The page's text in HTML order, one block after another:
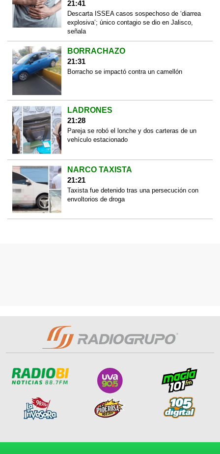
21:41
Descarta ISSEA casos sospechoso de ‘diarrea
explosiva’; único contagio se dio en Jalisco,
señala
BORRACHAZO
21:31
Borracho se impactó contra un camellón
LADRONES
21:28
Pareja se robó el lonche y dos carteras de un
vehículo estacionado
NARCO TAXISTA
21:21
Taxista fue detenido tras una persecución con
envoltorios de droga